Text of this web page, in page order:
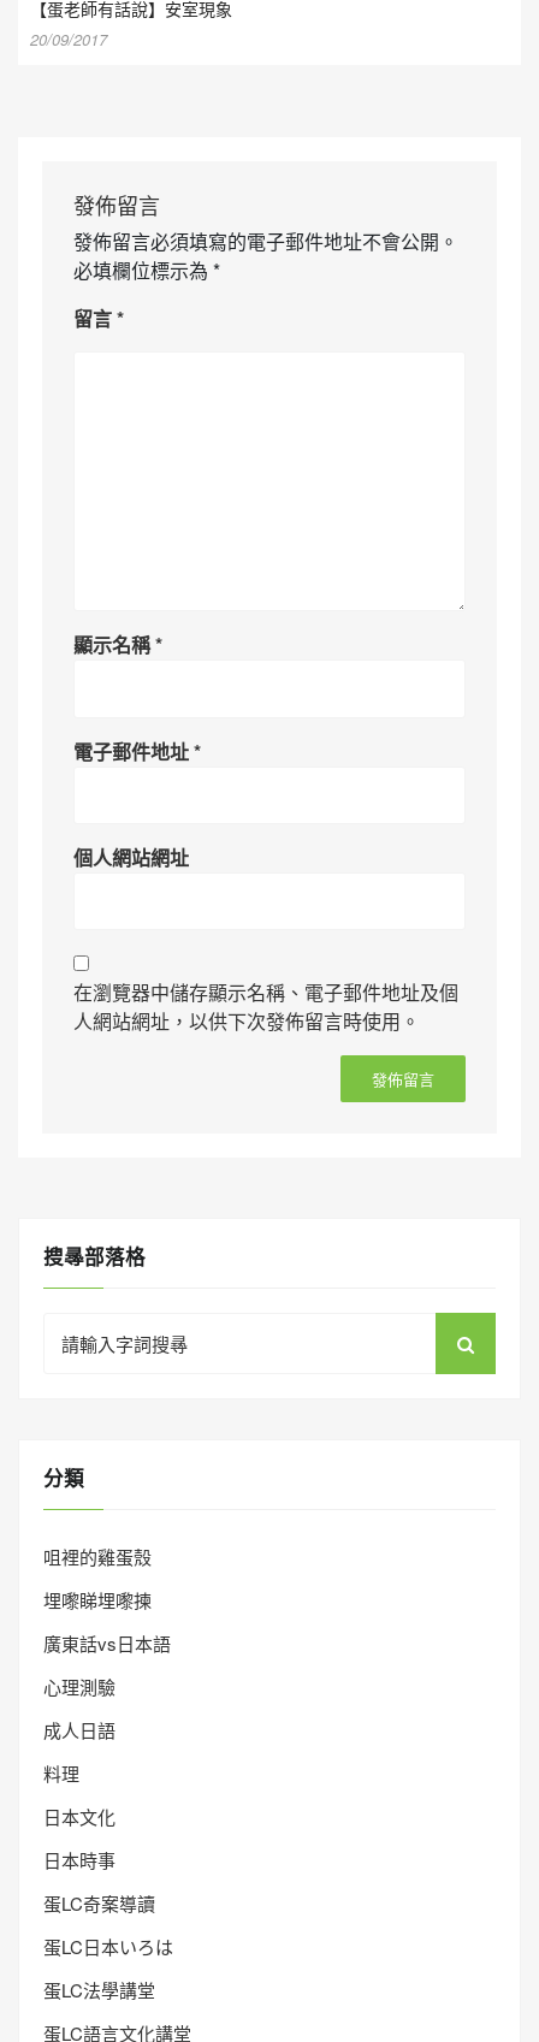
【蛋老師有話說】安室現象
20/09/2017
發佈留言
發佈留言必須填寫的電子郵件地址不會公開。
必填欄位標示為 *
留言*
顯示名稱*
電子郵件地址*
個人網站網址
在瀏覽器中儲存顯示名稱、電子郵件地址及個
人網站網址，以供下次發佈留言時使用。
搜㝷部落格
for:
分類
咀裡的雞蛋殼
埋嚟睇埋嚟揀
廣東話vs日本語
心理測驗
成人日語
料理
日本文化
日本時事
蛋LC奇案導讀
蛋LC日本いろは
蛋LC法學講堂
蛋LC語言文化講堂